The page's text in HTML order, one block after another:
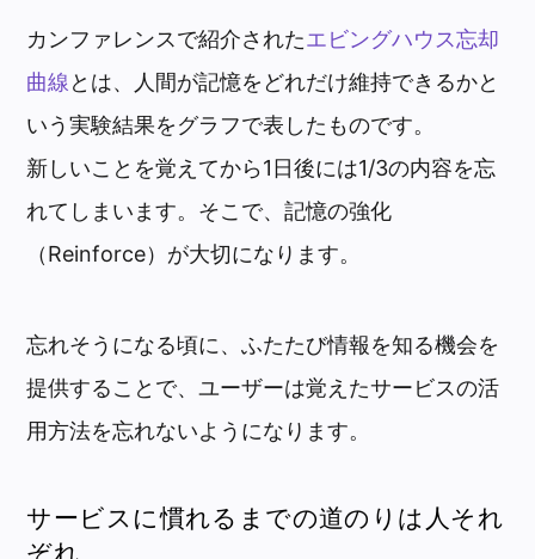
カンファレンスで紹介されたエビングハウス忘却
曲線とは、人間が記憶をどれだけ維持できるかと
いう実験結果をグラフで表したものです。
新しいことを覚えてから1日後には1/3の内容を忘
れてしまいます。そこで、記憶の強化
（Reinforce）が大切になります。
忘れそうになる頃に、ふたたび情報を知る機会を
提供することで、ユーザーは覚えたサービスの活
用方法を忘れないようになります。
サービスに慣れるまでの道のりは人それ
ぞれ